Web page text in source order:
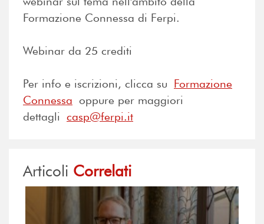
Formazione Connessa di Ferpi.
Webinar da 25 crediti
Per info e iscrizioni, clicca su Formazione
Connessa oppure per maggiori
dettagli casp@ferpi.it
Articoli Correlati